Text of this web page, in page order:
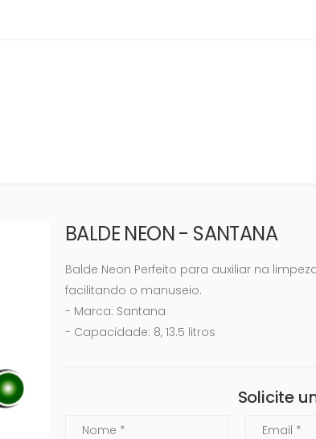
BALDE NEON - SANTANA
Balde Neon Perfeito para auxiliar na
facilitando o manuseio.
- Marca: Santana
- Capacidade: 8, 13.5 litros
Solicite
Nome Email